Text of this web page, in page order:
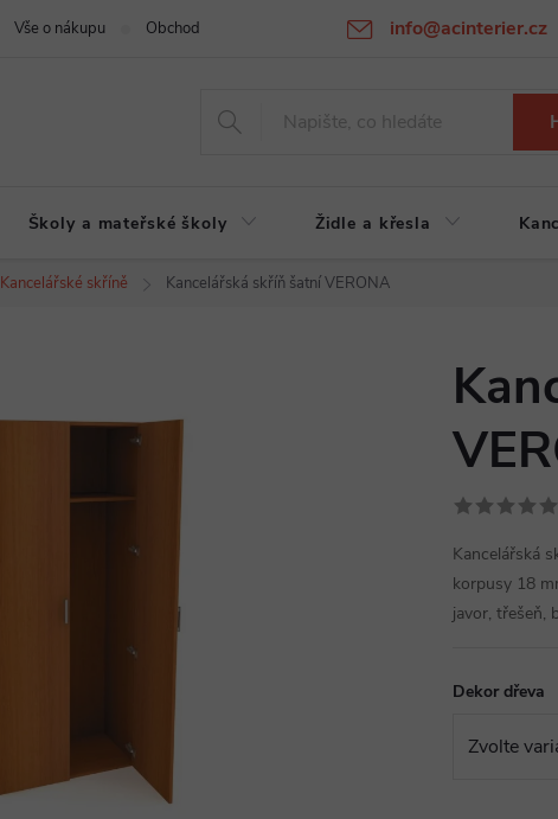
info@acinterier.cz
Vše o nákupu Obchodní podmínky Ochrana osobních údajů
Školy a mateřské školy Židle a křesla
Kancelářské skříně Kancelářská skříň šatní VERONA
Kancelářská
korpusy 18
javor, třešeň,
Dekor dřeva